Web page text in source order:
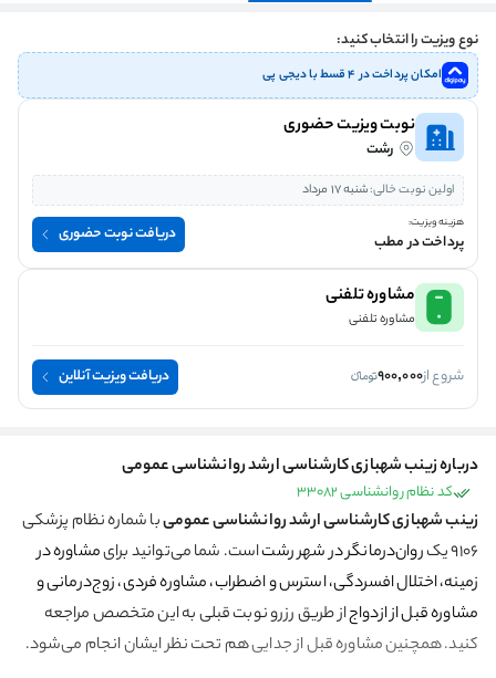
نوع ویزیت را انتخاب کنید:
امکان پرداخت در ۴ قسط با دیجی پی
نوبت ویزیت حضوری
رشت
اولین نوبت خالی:شنبه 17 مرداد
هزینه ویزیت:
پرداخت در مطب دریافت نوبت حضوری
مشاوره تلفنی
مشاوره تلفنی
شروع از900,000 دریافت ویزیت آنلاین
درباره زینب شهبازی کارشناسی ارشد روانشناسی عمومی
کد نظام روانشناسی 33082
زینب شهبازی کارشناسی ارشد روانشناسی عمومیبا شماره نظام پزشکی
9106 یک
روان‌درمانگر در شهر رشتاست. شما می‌توانید برایمشاوره در
زمینه، اختلال افسردگی، استرس و اضطراب، مشاوره فردی، زوج‌درمانی و
مشاوره قبل از ازدواجاز طریق رزرو نوبت قبلی به این متخصص مراجعه
کنید. همچنین مشاوره قبل از جداییهم تحت نظر ایشان انجام می‌شود.